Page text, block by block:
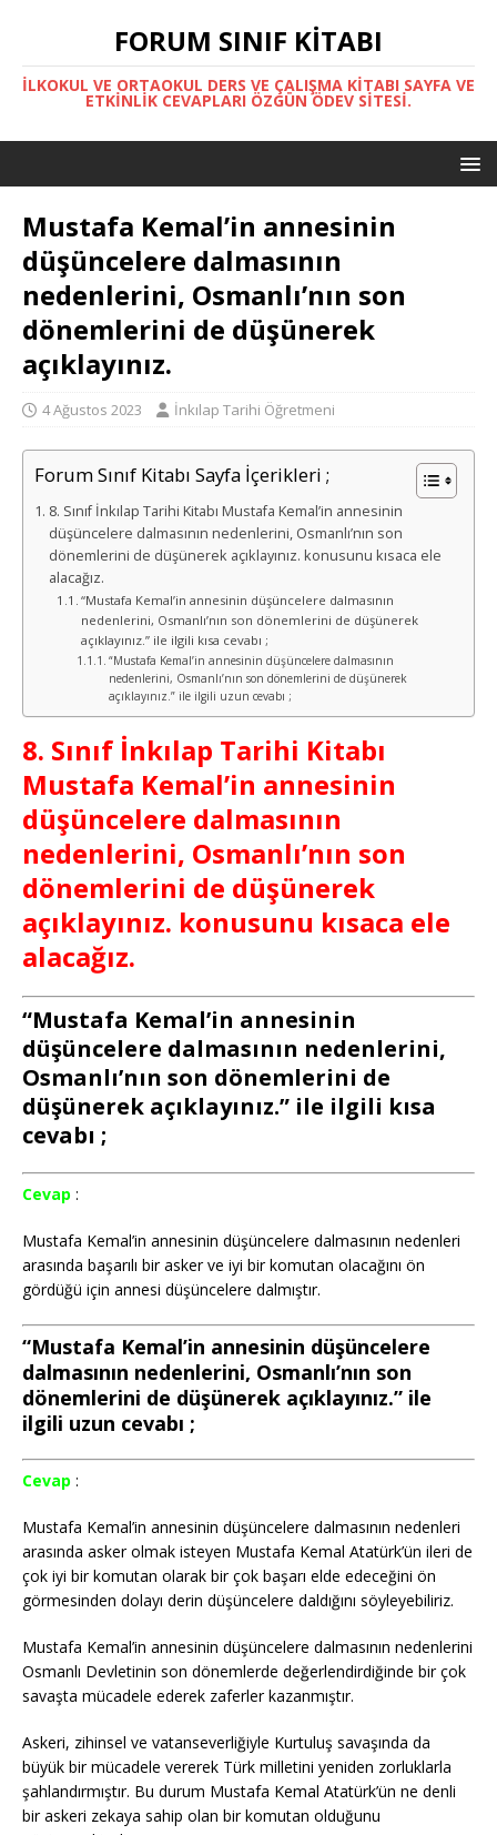
FORUM SINIF KITABI
İLKOKUL VE ORTAOKUL DERS VE ÇALIŞMA KITABI SAYFA VE
ETKINLIK CEVAPLARI ÖZGÜN ÖDEV SITESI.
Mustafa Kemal’in annesinin
düşüncelere dalmasının
nedenlerini, Osmanlı’nın son
dönemlerini de düşünerek
açıklayınız.
4 Ağustos 2023 İnkılap Tarihi Öğretmeni
Forum Sınıf Kitabı Sayfa İçerikleri ;
8. Sınıf İnkılap Tarihi Kitabı Mustafa Kemal’in annesinin
düşüncelere dalmasının nedenlerini, Osmanlı’nın son
dönemlerini de düşünerek açıklayınız. konusunu kısaca ele
alacağız.
“Mustafa Kemal’in annesinin düşüncelere dalmasının
nedenlerini, Osmanlı’nın son dönemlerini de düşünerek
açıklayınız.” ile ilgili kısa cevabı ;
“Mustafa Kemal’in annesinin düşüncelere dalmasının
nedenlerini, Osmanlı’nın son dönemlerini de düşünerek
açıklayınız.” ile ilgili uzun cevabı ;
8. Sınıf İnkılap Tarihi Kitabı
Mustafa Kemal’in annesinin
düşüncelere dalmasının
nedenlerini, Osmanlı’nın son
dönemlerini de düşünerek
açıklayınız. konusunu kısaca ele
alacağız.
“Mustafa Kemal’in annesinin
düşüncelere dalmasının nedenlerini,
Osmanlı’nın son dönemlerini de
düşünerek açıklayınız.” ile ilgili kısa
cevabı ;
Cevap :
Mustafa Kemal’in annesinin düşüncelere dalmasının nedenleri
arasında başarılı bir asker ve iyi bir komutan olacağını ön
gördüğü için annesi düşüncelere dalmıştır.
“Mustafa Kemal’in annesinin düşüncelere
dalmasının nedenlerini, Osmanlı’nın son
dönemlerini de düşünerek açıklayınız.” ile
ilgili uzun cevabı ;
Cevap :
Mustafa Kemal’in annesinin düşüncelere dalmasının nedenleri
arasında asker olmak isteyen Mustafa Kemal Atatürk’ün ileri de
çok iyi bir komutan olarak bir çok başarı elde edeceğini ön
görmesinden dolayı derin düşüncelere daldığını söyleyebiliriz.
Mustafa Kemal’in annesinin düşüncelere dalmasının nedenlerini
Osmanlı Devletinin son dönemlerde değerlendirdiğinde bir çok
savaşta mücadele ederek zaferler kazanmıştır.
Askeri, zihinsel ve vatanseverliğiyle Kurtuluş savaşında da
büyük bir mücadele vererek Türk milletini yeniden zorluklarla
şahlandırmıştır. Bu durum Mustafa Kemal Atatürk’ün ne denli
bir askeri zekaya sahip olan bir komutan olduğunu